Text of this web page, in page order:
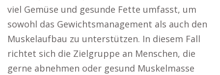
viel Gemüse und gesunde Fette umfasst, um
sowohl das Gewichtsmanagement als auch den
Muskelaufbau zu unterstützen. In diesem Fall
richtet sich die Zielgruppe an Menschen, die
gerne abnehmen oder gesund Muskelmasse